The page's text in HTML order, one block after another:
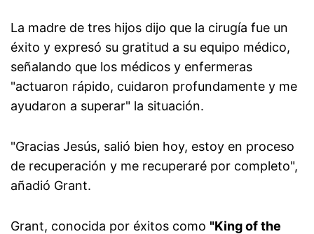
La madre de tres hijos dijo que la cirugía fue un
éxito y expresó su gratitud a su equipo médico,
señalando que los médicos y enfermeras
"actuaron rápido, cuidaron profundamente y me
ayudaron a superar" la situación.
"Gracias Jesús, salió bien hoy, estoy en proceso
de recuperación y me recuperaré por completo",
añadió Grant.
Grant, conocida por éxitos como "King of the